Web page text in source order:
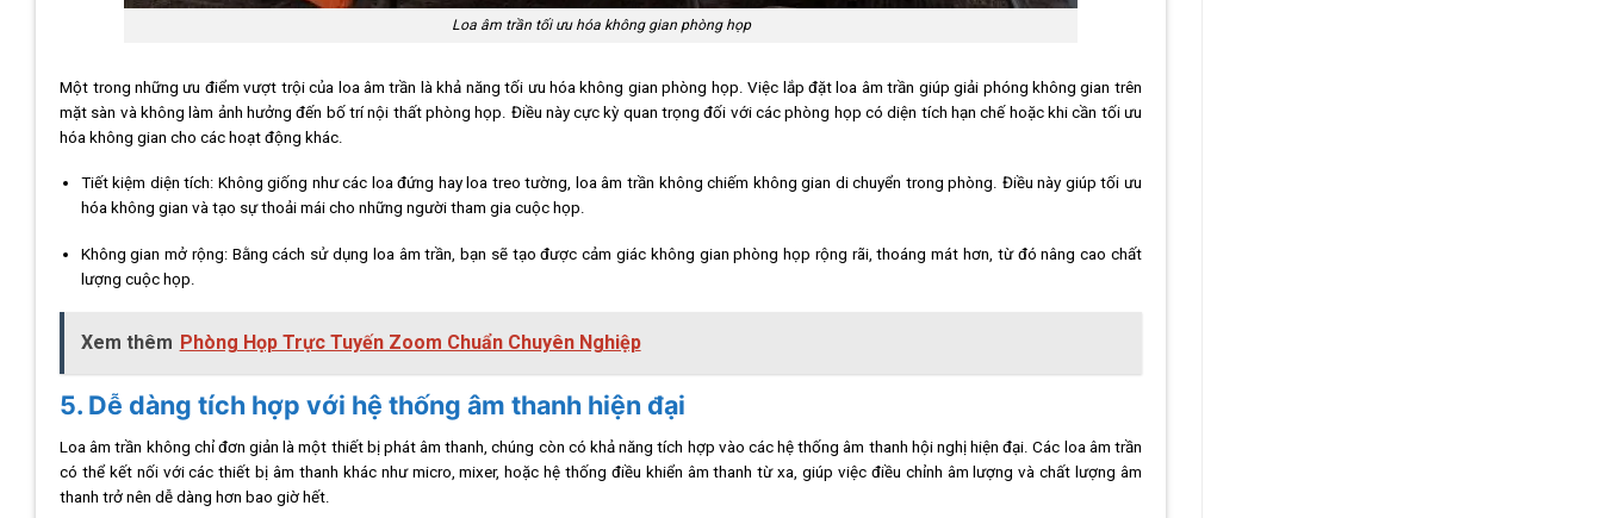
Loa âm trần tối ưu hóa không gian phòng họp
Một trong những ưu điểm vượt trội của loa âm trần là khả năng tối ưu hóa không gian phòng họp. Việc lắp đặt loa âm trần giúp giải phóng không gian trên
mặt sàn và không làm ảnh hưởng đến bố trí nội thất phòng họp. Điều này cực kỳ quan trọng đối với các phòng họp có diện tích hạn chế hoặc khi cần tối ưu
hóa không gian cho các hoạt động khác.
Tiết kiệm diện tích: Không giống như các loa đứng hay loa treo tường, loa âm trần không chiếm không gian di chuyển trong phòng. Điều này giúp tối ưu
hóa không gian và tạo sự thoải mái cho những người tham gia cuộc họp.
Không gian mở rộng: Bằng cách sử dụng loa âm trần, bạn sẽ tạo được cảm giác không gian phòng họp rộng rãi, thoáng mát hơn, từ đó nâng cao chất
lượng cuộc họp.
Xem thêm Phòng Họp Trực Tuyến Zoom Chuẩn Chuyên Nghiệp
5. Dễ dàng tích hợp với hệ thống âm thanh hiện đại
Loa âm trần không chỉ đơn giản là một thiết bị phát âm thanh, chúng còn có khả năng tích hợp vào các hệ thống âm thanh hội nghị hiện đại. Các loa âm trần
có thể kết nối với các thiết bị âm thanh khác như micro, mixer, hoặc hệ thống điều khiển âm thanh từ xa, giúp việc điều chỉnh âm lượng và chất lượng âm
thanh trở nên dễ dàng hơn bao giờ hết.